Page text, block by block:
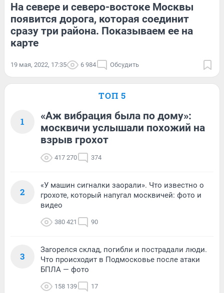
На севере и северо-востоке Москвы
появится дорога, которая соединит
сразу три района. Показываем ее на
карте
19 мая, 2022, 17:35 6 984 Обсудить
ТОП 5
1
«Аж вибрация была по дому»:
москвичи услышали похожий на
взрыв грохот
417 270 374
2
«У машин сигналки заорали». Что известно о
грохоте, который напугал москвичей: фото и
видео
380 421 90
3
Загорелся склад, погибли и пострадали люди.
Что происходит в Подмосковье после атаки
БПЛА — фото
158 139 17